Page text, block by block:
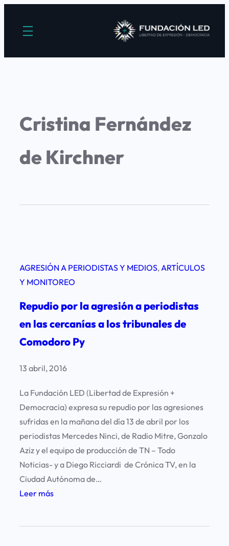
Cristina Fernández
de Kirchner
AGRESIÓN A PERIODISTAS Y MEDIOS, ARTÍCULOS
Y MONITOREO
Repudio por la agresión a periodistas
en las cercanías a los tribunales de
Comodoro Py
13 abril, 2016
La Fundación LED (Libertad de Expresión +
Democracia) expresa su repudio por las agresiones
sufridas en la mañana del día 13 de abril por los
periodistas Mercedes Ninci, de Radio Mitre, Gonzalo
Aziz y el equipo de producción de TN – Todo
Noticias- y a Diego Ricciardi de Crónica TV, en la
Ciudad Autónoma de…
Leer más: